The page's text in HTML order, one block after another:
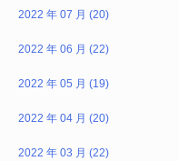
2022 年 07 月 (20)
2022 年 06 月 (22)
2022 年 05 月 (19)
2022 年 04 月 (20)
2022 年 03 月 (22)